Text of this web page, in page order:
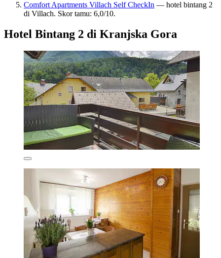
Comfort Apartments Villach Self CheckIn — hotel bintang 2
di Villach. Skor tamu: 6,0/10.
Hotel Bintang 2 di Kranjska Gora